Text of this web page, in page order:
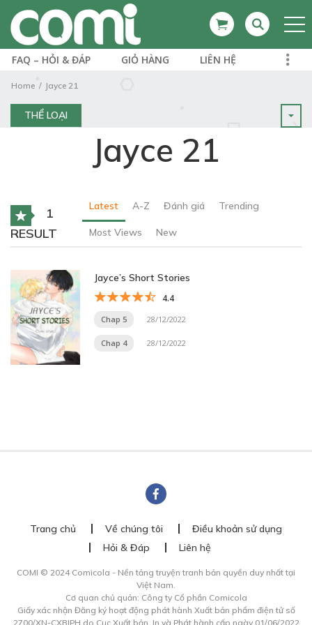
FAQ – HỎI & ĐÁP GIỎ HÀNG LIÊN HỆ
Home Jayce 21
THỂ LOẠI
Jayce 21
1
RESULT
Latest A-Z Đánh giá Trending
Most Views New
Jayce’s Short Stories
4.4
Chap 5 28/12/2022
Chap 4 28/12/2022
Trang chủ Về chúng tôi
Điều khoản sử dụng
Hỏi & Đáp
Liên hệ
COMI © 2024 Comicola - Nền tảng truyện tranh bản quyền duy nhất tại
Việt Nam.
Cơ quan chủ quản: Công ty Cổ phần Comicola
Giấy xác nhận Đăng ký hoạt động phát hành Xuất bản phẩm điện tử số
2700/XN-CXBIPH do Cục Xuất bản, In và Phát hành cấp ngày 01/06/2022